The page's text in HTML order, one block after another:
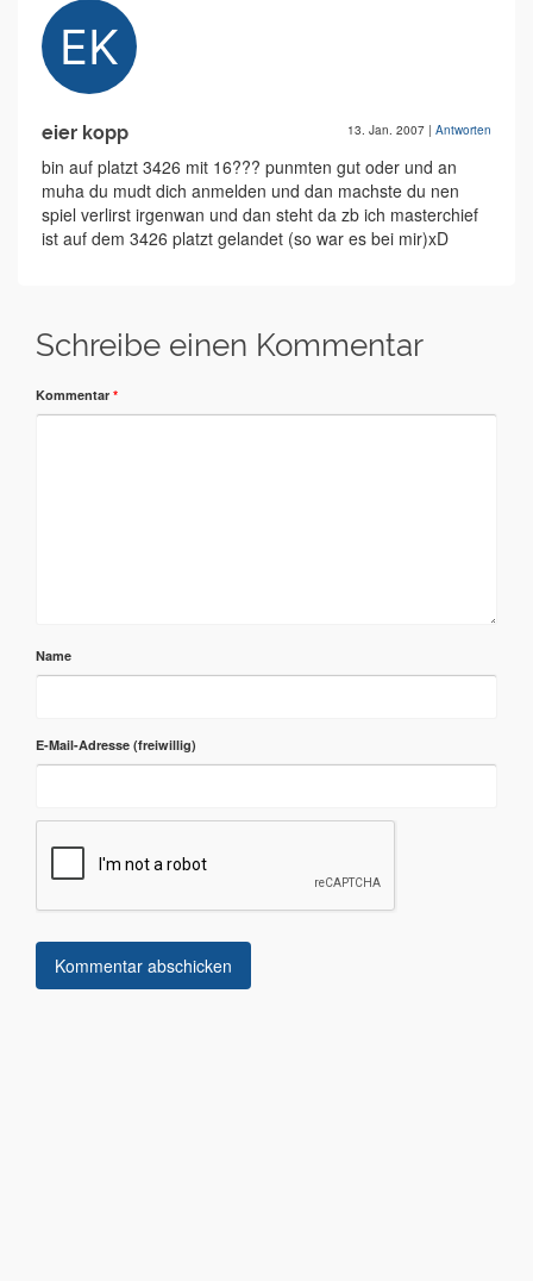
eier kopp 13. Jan. 2007 | Antworten
bin auf platzt 3426 mit 16??? punmten gut oder und an
muha du mudt dich anmelden und dan machste du nen
spiel verlirst irgenwan und dan steht da zb ich masterchief
ist auf dem 3426 platzt gelandet (so war es bei mir)xD
Schreibe einen Kommentar
Kommentar *
Name
E-Mail-Adresse